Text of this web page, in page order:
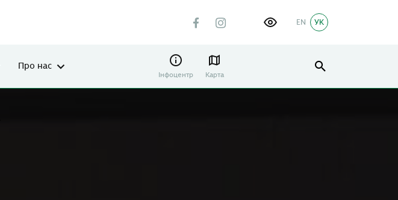
УК
EN
Про нас
Інфоцентр Карта